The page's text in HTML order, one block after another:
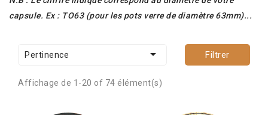
capsule. Ex : TO63 (pour les pots verre de diamètre 63mm)...
Pertinence  Filtrer
Affichage de 1-20 of 74 élément(s)